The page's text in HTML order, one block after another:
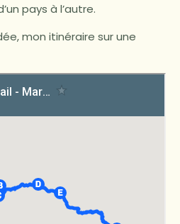
pays à l’autre.
mon itinéraire sur une